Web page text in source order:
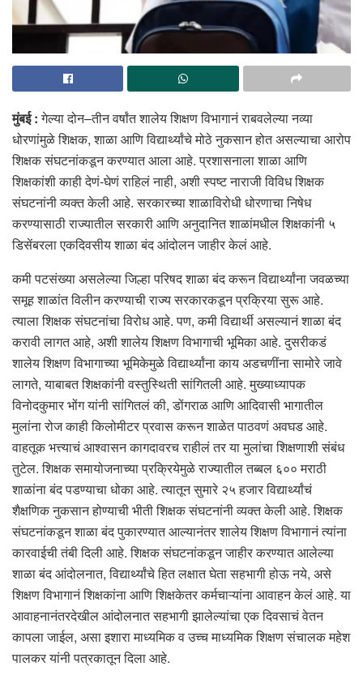
मुंबई :गेल्या दोन–तीन वर्षांत शालेय शिक्षण विभागानं राबवलेल्या नव्या
धोरणांमुळे शिक्षक, शाळा आणि विद्यार्थ्यांचे मोठे नुकसान होत असल्याचा आरोप
शिक्षक संघटनांकडून करण्यात आला आहे. प्रशासनाला शाळा आणि
शिक्षकांशी काही देणं-घेणं राहिलं नाही, अशी स्पष्ट नाराजी विविध शिक्षक
संघटनांनी व्यक्त केली आहे. सरकारच्या शाळाविरोधी धोरणाचा निषेध
करण्यासाठी राज्यातील सरकारी आणि अनुदानित शाळांमधील शिक्षकांनी ५
डिसेंबरला एकदिवसीय शाळा बंद आंदोलन जाहीर केलं आहे.
कमी पटसंख्या असलेल्या जिल्हा परिषद शाळा बंद करून विद्यार्थ्यांना जवळच्या
समूह शाळांत विलीन करण्याची राज्य सरकारकडून प्रक्रिया सुरू आहे.
त्याला शिक्षक संघटनांचा विरोध आहे. पण, कमी विद्यार्थी असल्यानं शाळा बंद
करावी लागत आहे, अशी शालेय शिक्षण विभागाची भूमिका आहे. दुसरीकडं
शालेय शिक्षण विभागाच्या भूमिकेमुळे विद्यार्थ्यांना काय अडचणींना सामोरे जावे
लागते, याबाबत शिक्षकांनी वस्तुस्थिती सांगितली आहे. मुख्याध्यापक
विनोदकुमार भोंग यांनी सांगितलं की, डोंगराळ आणि आदिवासी भागातील
मुलांना रोज काही किलोमीटर प्रवास करून शाळेत पाठवणं अवघड आहे.
वाहतूक भत्त्याचं आश्वासन कागदावरच राहीलं तर या मुलांचा शिक्षणाशी संबंध
तुटेल. शिक्षक समायोजनाच्या प्रक्रियेमुळे राज्यातील तब्बल ६०० मराठी
शाळांना बंद पडण्याचा धोका आहे. त्यातून सुमारे २५ हजार विद्यार्थ्यांचं
शैक्षणिक नुकसान होण्याची भीती शिक्षक संघटनांनी व्यक्त केली आहे. शिक्षक
संघटनांकडून शाळा बंद पुकारण्यात आल्यानंतर शालेय शिक्षण विभागानं त्यांना
कारवाईची तंबी दिली आहे. शिक्षक संघटनांकडून जाहीर करण्यात आलेल्या
शाळा बंद आंदोलनात, विद्यार्थ्यांचे हित लक्षात घेता सहभागी होऊ नये, असे
शिक्षण विभागानं शिक्षकांना आणि शिक्षकेतर कर्मचाऱ्यांना आवाहन केलं आहे. या
आवाहनानंतरदेखील आंदोलनात सहभागी झालेल्यांचा एक दिवसाचं वेतन
कापला जाईल, असा इशारा माध्यमिक व उच्च माध्यमिक शिक्षण संचालक महेश
पालकर यांनी पत्रकातून दिला आहे.